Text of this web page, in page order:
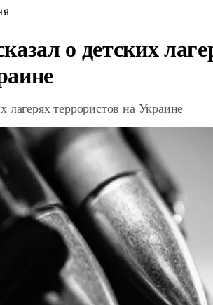
о детских
лагерях террористов на Украине